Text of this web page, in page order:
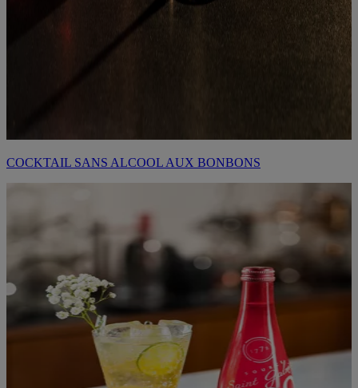
COCKTAIL SANS ALCOOL AUX BONBONS